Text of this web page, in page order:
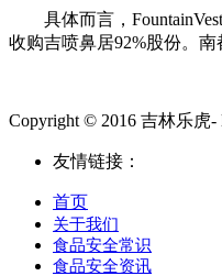
具体而言，FountainVest
收购吉喷鼻居92%股份。
Copyright © 2016 吉林乐虎-
友情链接：
首页
关于我们
食品安全常识
食品安全资讯